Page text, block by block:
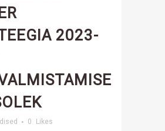
2023-
0 Likes